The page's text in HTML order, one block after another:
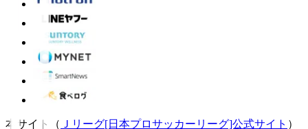
本サイト（ Ｊリーグ[日本プロサッカーリーグ]公式サイト ）